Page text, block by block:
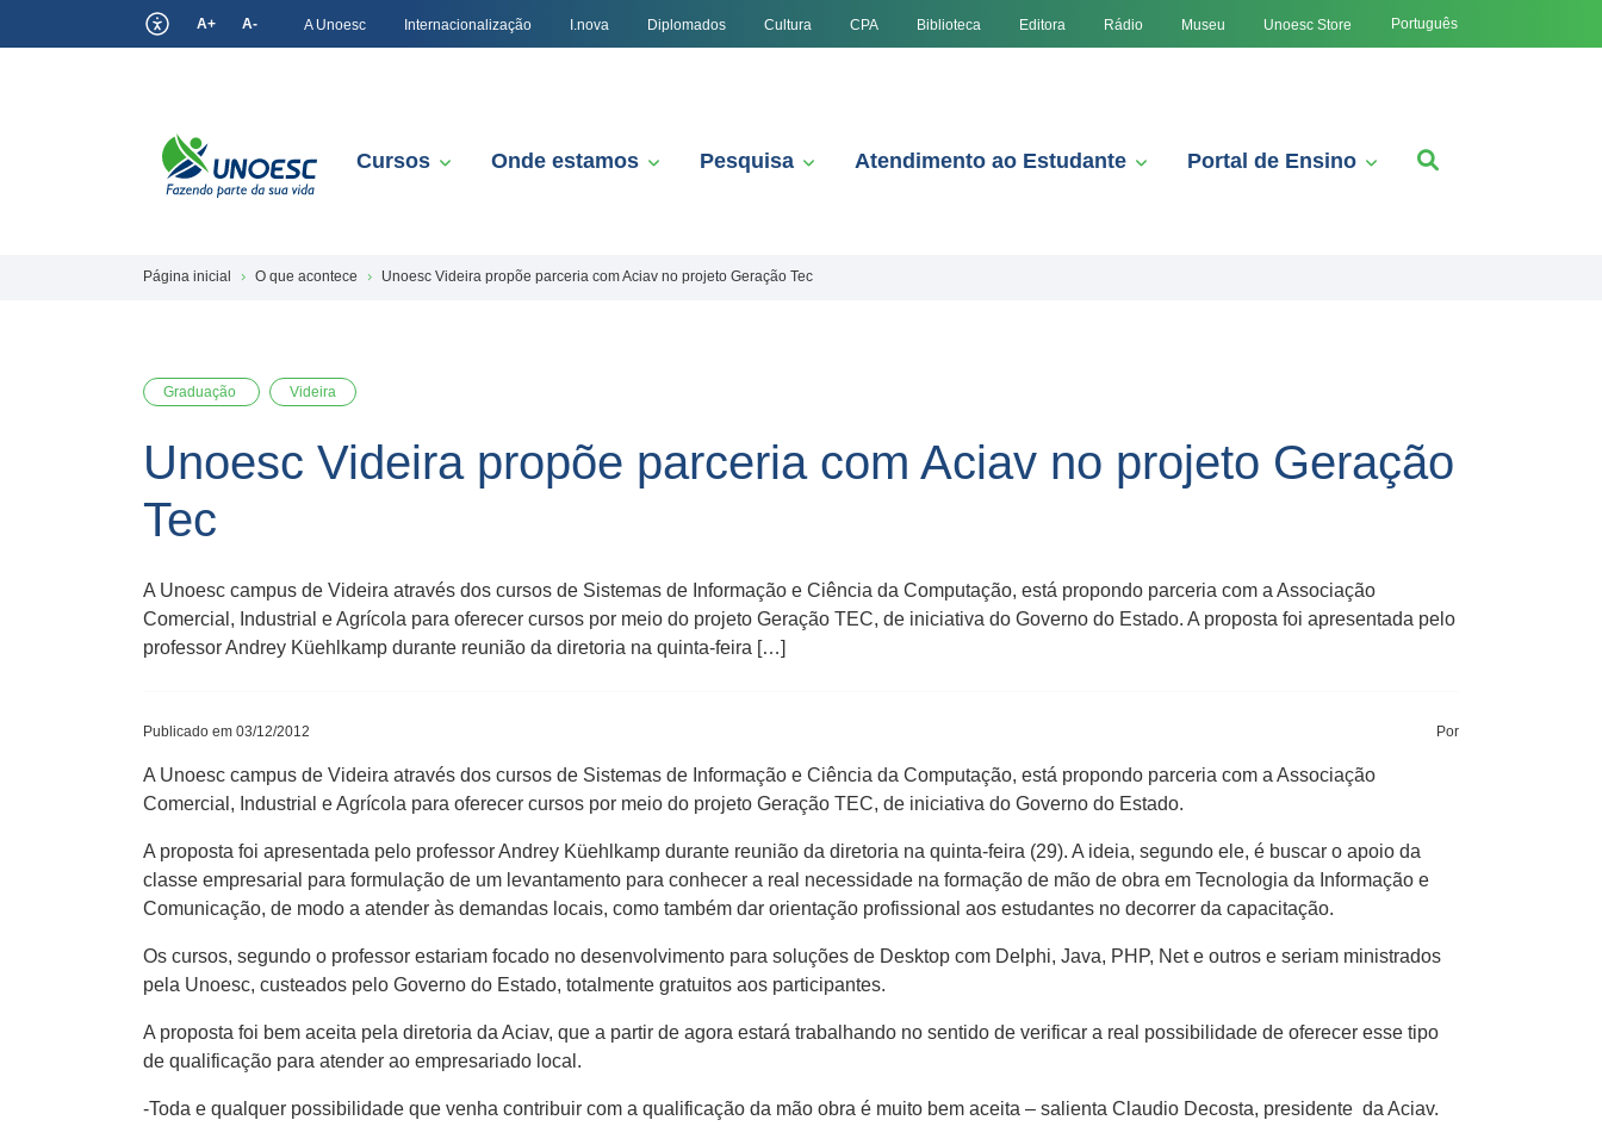
A+ A- A Unoesc Internacionalização I.nova Diplomados Cultura CPA Biblioteca Editora Rádio Museu Unoesc Store Português
Cursos Onde estamos Pesquisa Atendimento ao Estudante Portal de Ensino
Página inicial O que acontece Unoesc Videira propõe parceria com Aciav no projeto Geração Tec
Graduação Videira
Unoesc Videira propõe parceria com Aciav no projeto Geração
Tec
A Unoesc campus de Videira através dos cursos de Sistemas de Informação e Ciência da Computação, está propondo parceria com a Associação
Comercial, Industrial e Agrícola para oferecer cursos por meio do projeto Geração TEC, de iniciativa do Governo do Estado. A proposta foi apresentada pelo
professor Andrey Küehlkamp durante reunião da diretoria na quinta-feira […]
Publicado em 03/12/2012 Por
A Unoesc campus de Videira através dos cursos de Sistemas de Informação e Ciência da Computação, está propondo parceria com a Associação
Comercial, Industrial e Agrícola para oferecer cursos por meio do projeto Geração TEC, de iniciativa do Governo do Estado.
A proposta foi apresentada pelo professor Andrey Küehlkamp durante reunião da diretoria na quinta-feira (29). A ideia, segundo ele, é buscar o apoio da
classe empresarial para formulação de um levantamento para conhecer a real necessidade na formação de mão de obra em Tecnologia da Informação e
Comunicação, de modo a atender às demandas locais, como também dar orientação profissional aos estudantes no decorrer da capacitação.
Os cursos, segundo o professor estariam focado no desenvolvimento para soluções de Desktop com Delphi, Java, PHP, Net e outros e seriam ministrados
pela Unoesc, custeados pelo Governo do Estado, totalmente gratuitos aos participantes.
A proposta foi bem aceita pela diretoria da Aciav, que a partir de agora estará trabalhando no sentido de verificar a real possibilidade de oferecer esse tipo
de qualificação para atender ao empresariado local.
-Toda e qualquer possibilidade que venha contribuir com a qualificação da mão obra é muito bem aceita – salienta Claudio Decosta, presidente da Aciav.